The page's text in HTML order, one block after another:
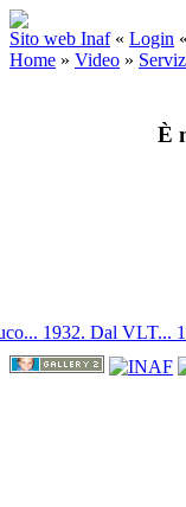
Sito web Inaf « Login «
Home » Video »
È
1932. Dal VLT...